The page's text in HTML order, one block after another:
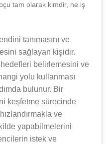
tam olarak kimdir, ne iş
tanımasını ve
sağlayan kişidir.
belirlemesini ve
yolu kullanması
bulunur. Bir
keşfetme sürecinde
ve
yapabilmelerini
istek ve